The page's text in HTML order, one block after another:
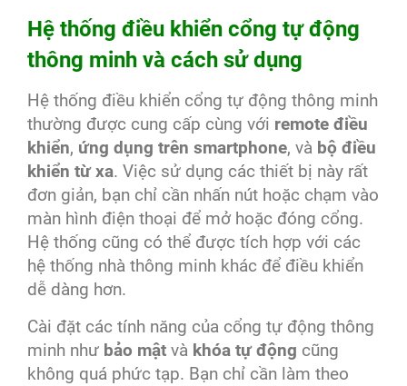
Hệ thống điều khiển cổng tự động
thông minh và cách sử dụng
Hệ thống điều khiển cổng tự động thông minh
thường được cung cấp cùng với remote điều
khiển, ứng dụng trên smartphone, và bộ điều
khiển từ xa. Việc sử dụng các thiết bị này rất
đơn giản, bạn chỉ cần nhấn nút hoặc chạm vào
màn hình điện thoại để mở hoặc đóng cổng.
Hệ thống cũng có thể được tích hợp với các
hệ thống nhà thông minh khác để điều khiển
dễ dàng hơn.
Cài đặt các tính năng của cổng tự động thông
minh như bảo mật và khóa tự động cũng
không quá phức tạp. Bạn chỉ cần làm theo